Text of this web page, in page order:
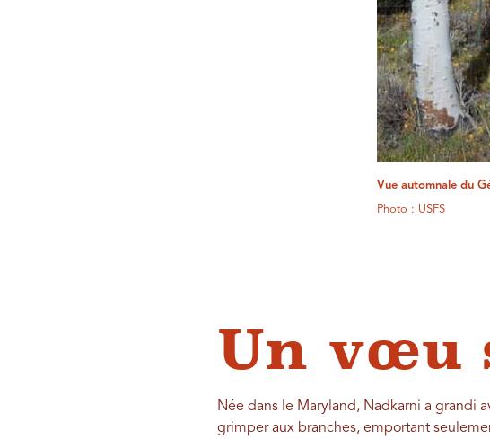
Vue automnale du
Photo : USFS
Un vœu
Née dans le Maryland, Nadkarni a grandi
grimper aux branches, emportant